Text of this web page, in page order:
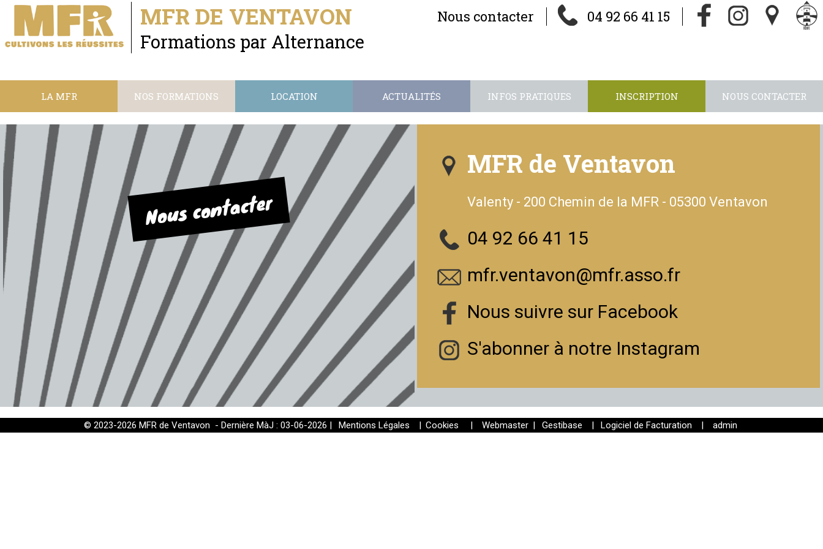
MFR DE VENTAVON
Formations par Alternance
Nous contacter 04 92 66 41 15
LA MFR NOS FORMATIONS LOCATION ACTUALITÉS INFOS PRATIQUES INSCRIPTION NOUS CONTACTER
Nous contacter
MFR de Ventavon
Valenty - 200 Chemin de la MFR - 05300 Ventavon
04 92 66 41 15
mfr.ventavon@mfr.asso.fr
Nous suivre sur Facebook
S'abonner à notre Instagram
© 2023-2026 MFR de Ventavon - Dernière MàJ : 03-06-2026 | Mentions Légales | Cookies | Webmaster | Gestibase | Logiciel de Facturation | admin